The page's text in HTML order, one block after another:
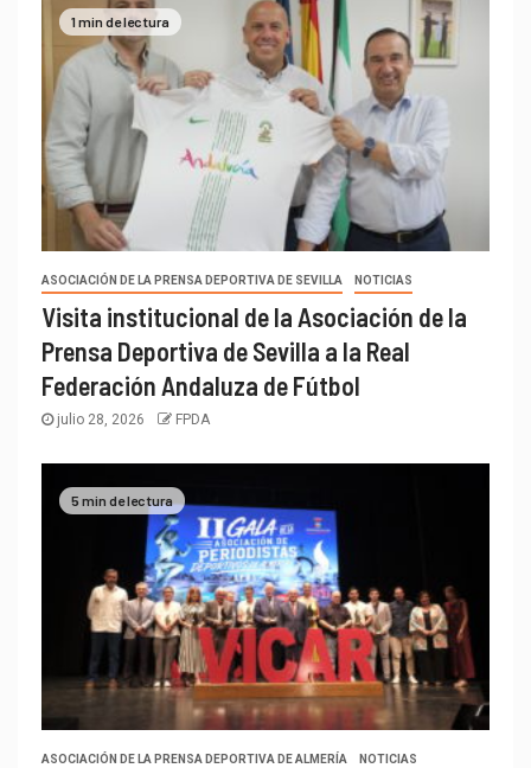
1 min de lectura
ASOCIACIÓN DE LA PRENSA DEPORTIVA DE SEVILLA NOTICIAS
Visita institucional de la Asociación de la
Prensa Deportiva de Sevilla a la Real
Federación Andaluza de Fútbol
julio 28, 2026 FPDA
5 min de lectura
ASOCIACIÓN DE LA PRENSA DEPORTIVA DE ALMERÍA NOTICIAS